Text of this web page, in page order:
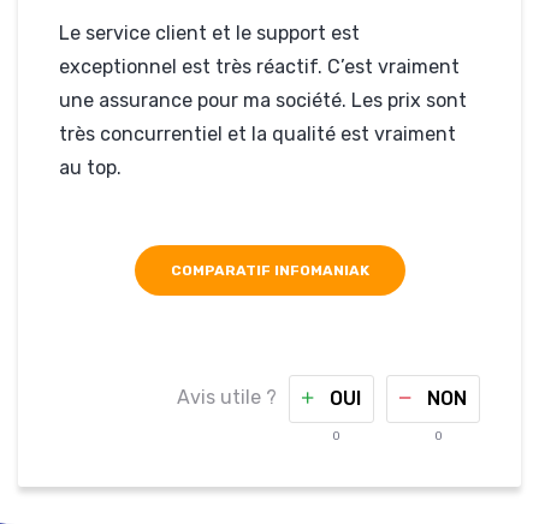
webjuice.ch
Le service client et le support est
exceptionnel est très réactif. C’est vraiment
une assurance pour ma société. Les prix sont
très concurrentiel et la qualité est vraiment
au top.
COMPARATIF INFOMANIAK
Avis utile ? OUI
0
NON
0